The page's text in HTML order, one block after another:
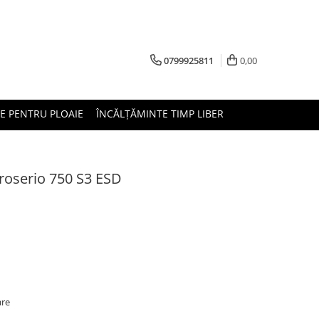
0799925811 0,00
PENTRU PLOAIE ÎNCĂLȚĂMINTE TIMP LIBER
750 S3 ESD